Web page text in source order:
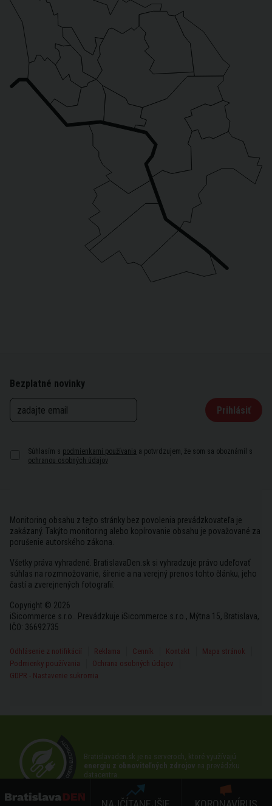
Bezplatné novinky
Prihlásiť
Súhlasím s podmienkami používania a potvrdzujem, že som sa oboznámil s
ochranou osobných údajov
Monitoring obsahu z tejto stránky bez povolenia prevádzkovateľa je
zakázaný. Takýto monitoring alebo kopírovanie obsahu je považované za
porušenie autorského zákona.
Všetky práva vyhradené. BratislavaDen.sk si vyhradzuje právo udeľovať
súhlas na rozmnožovanie, šírenie a na verejný prenos tohto článku, jeho
častí a zverejnených fotografií.
Copyright © 2026
iSicommerce s.r.o.. Prevádzkuje iSicommerce s.r.o., Mýtna 15, Bratislava,
IČO: 36692735
Odhlásenie z notifikácií Reklama Cenník Kontakt
Mapa stránok
Podmienky používania
Ochrana osobných údajov
GDPR - Nastavenie sukromia
Bratislavaden.sk je na serveroch, ktoré využívajú
energiu z obnoviteľných zdrojov na prevádzku
datacentra.